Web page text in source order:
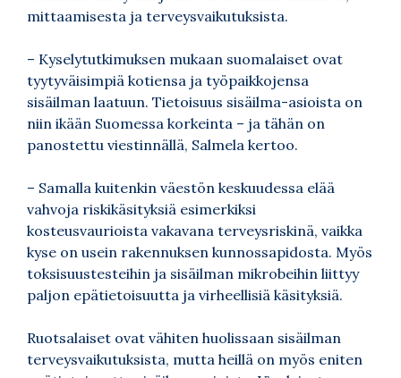
mittaamisesta ja terveysvaikutuksista.
– Kyselytutkimuksen mukaan suomalaiset ovat
tyytyväisimpiä kotiensa ja työpaikkojensa
sisäilman laatuun. Tietoisuus sisäilma-asioista on
niin ikään Suomessa korkeinta – ja tähän on
panostettu viestinnällä, Salmela kertoo.
– Samalla kuitenkin väestön keskuudessa elää
vahvoja riskikäsityksiä esimerkiksi
kosteusvaurioista vakavana terveysriskinä, vaikka
kyse on usein rakennuksen kunnossapidosta. Myös
toksisuustesteihin ja sisäilman mikrobeihin liittyy
paljon epätietoisuutta ja virheellisiä käsityksiä.
Ruotsalaiset ovat vähiten huolissaan sisäilman
terveysvaikutuksista, mutta heillä on myös eniten